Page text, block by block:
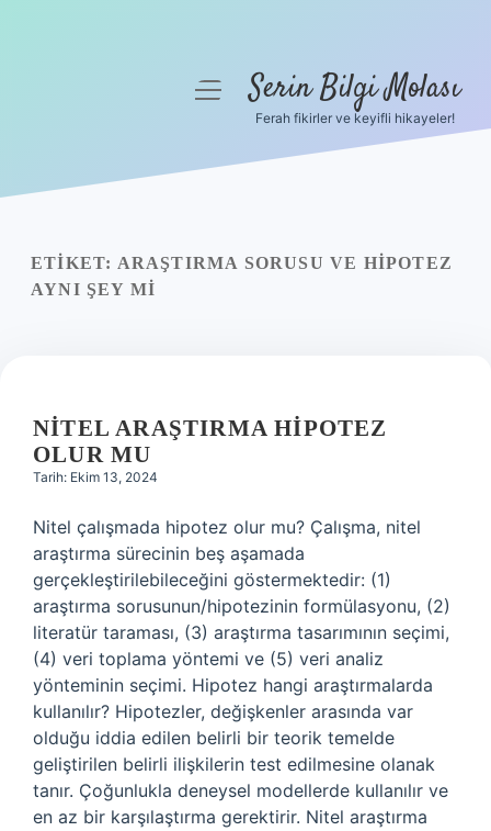
Yasal Uyarı
menüyüSerin Bilgi Molası
Ferah fikirler ve keyifli hikayeler!
ETIKET: ARAŞTIRMA SORUSU VE HIPOTEZ
AYNI ŞEY MI
NITEL ARAŞTIRMA HIPOTEZ
OLUR MU
Tarih: Ekim 13, 2024
Nitel çalışmada hipotez olur mu? Çalışma, nitel
araştırma sürecinin beş aşamada
gerçekleştirilebileceğini göstermektedir: (1)
araştırma sorusunun/hipotezinin formülasyonu, (2)
literatür taraması, (3) araştırma tasarımının seçimi,
(4) veri toplama yöntemi ve (5) veri analiz
yönteminin seçimi. Hipotez hangi araştırmalarda
kullanılır? Hipotezler, değişkenler arasında var
olduğu iddia edilen belirli bir teorik temelde
geliştirilen belirli ilişkilerin test edilmesine olanak
tanır. Çoğunlukla deneysel modellerde kullanılır ve
en az bir karşılaştırma gerektirir. Nitel araştırma